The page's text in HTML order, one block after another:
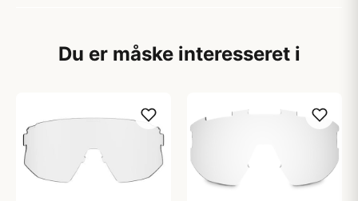
Du er måske interesseret i